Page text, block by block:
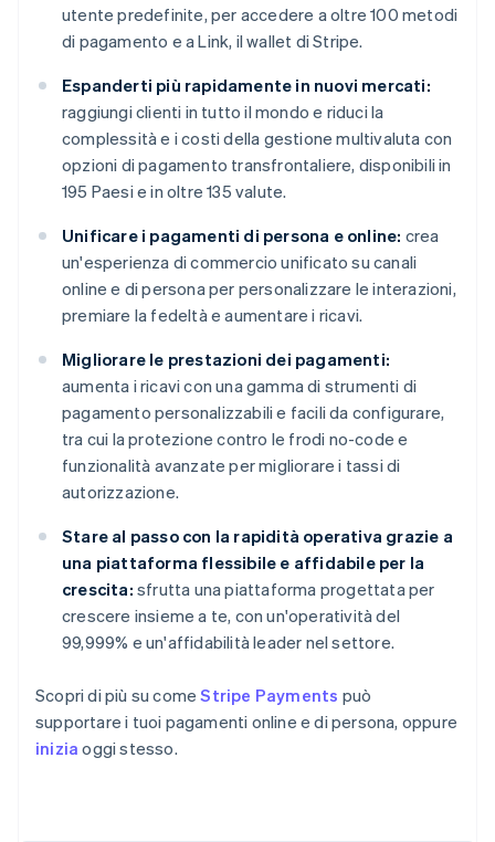
utente predefinite, per accedere a oltre 100 metodi
di pagamento e a Link, il wallet di Stripe.
Espanderti più rapidamente in nuovi mercati:
raggiungi clienti in tutto il mondo e riduci la
complessità e i costi della gestione multivaluta con
opzioni di pagamento transfrontaliere, disponibili in
195 Paesi e in oltre 135 valute.
Unificare i pagamenti di persona e online: crea
un'esperienza di commercio unificato su canali
online e di persona per personalizzare le interazioni,
premiare la fedeltà e aumentare i ricavi.
Migliorare le prestazioni dei pagamenti:
aumenta i ricavi con una gamma di strumenti di
pagamento personalizzabili e facili da configurare,
tra cui la protezione contro le frodi no-code e
funzionalità avanzate per migliorare i tassi di
autorizzazione.
Stare al passo con la rapidità operativa grazie a
una piattaforma flessibile e affidabile per la
crescita: sfrutta una piattaforma progettata per
crescere insieme a te, con un'operatività del
99,999% e un'affidabilità leader nel settore.
Scopri di più su comeStripe Payments può
supportare i tuoi pagamenti online e di persona, oppure
inizia oggi stesso.